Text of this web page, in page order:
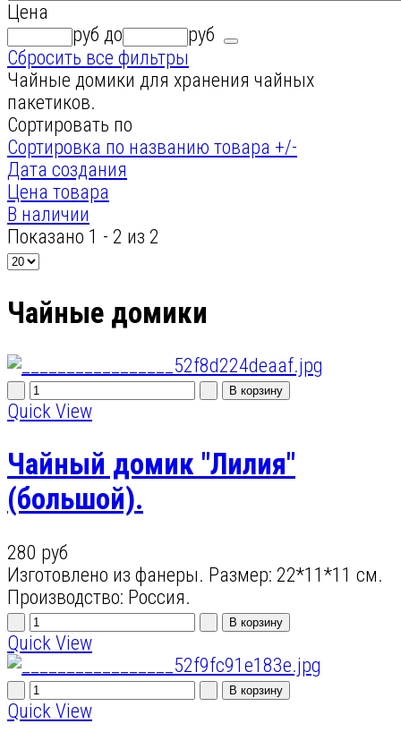
Цена
руб до
руб
Сбросить все фильтры
Чайные домики для хранения чайных
пакетиков.
Сортировать по
Сортировка по названию товара +/-
Дата создания
Цена товара
В наличии
Показано 1 - 2 из 2
Чайные домики
Quick View
Чайный домик "Лилия"
(большой).
280 руб
Изготовлено из фанеры. Размер: 22*11*11 см.
Производство: Россия.
Quick View
Quick View